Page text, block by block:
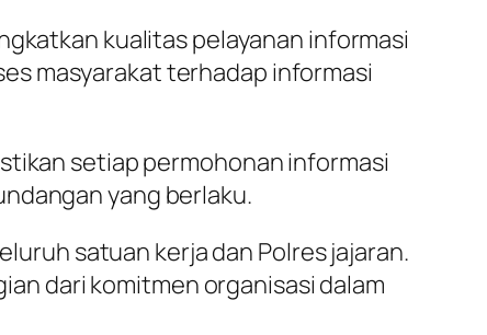
kualitas pelayanan informasi
masyarakat terhadap informasi
setiap permohonan informasi
yang berlaku.
satuan kerja dan Polres jajaran.
dari komitmen organisasi dalam